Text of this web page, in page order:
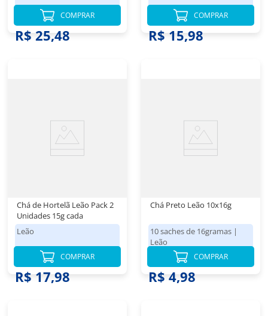
R$ 25,48
COMPRAR
R$ 15,98
COMPRAR
Chá de Hortelã Leão Pack 2
Unidades 15g cada
Leão
R$ 17,98
COMPRAR
Chá Preto Leão 10x16g
10 saches de 16gramas |
Leão
R$ 4,98
COMPRAR